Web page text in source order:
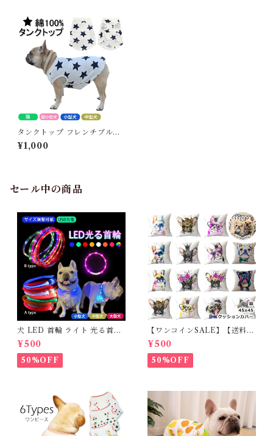
タンクトップ フレンチブルド
ック フレブル ペット服 夏 星
柄 シンプル 薄手 伸縮性 ペッ
お洒落 柴犬 チワワ トイプード
ル KM912T
¥1,000
セール中の商品
犬 LED 首輪 ライト 光る首輪
USB充電 生活防水 長さ調整可
能 首輪 犬用 ペット カラー ペ
ット用品 軽量 ドッグ用品 フレ
ンチブルドック 大型犬 中型犬
¥500
50%OFF
【ワンコインSALE】【送料無
料】KM503G クッションカバ
ー フレンチブルドッグ クリー
ム フレブル
¥500
50%OFF